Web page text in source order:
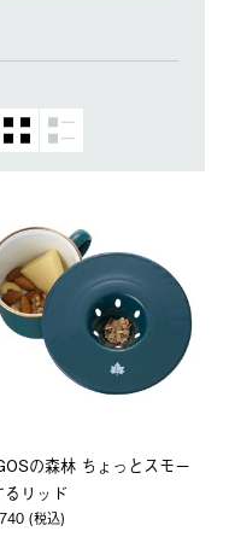
の森林 ちょっとスモー
るリッド
(税込)